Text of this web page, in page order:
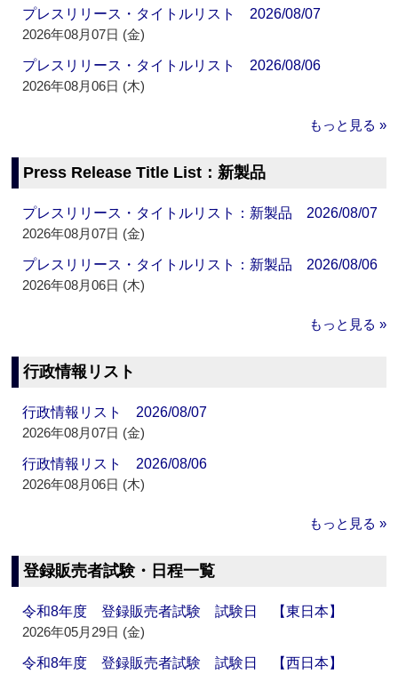
プレスリリース・タイトルリスト 2026/08/07
2026年08月07日 (金)
プレスリリース・タイトルリスト 2026/08/06
2026年08月06日 (木)
もっと見る »
Press Release Title List：新製品
プレスリリース・タイトルリスト：新製品 2026/08/07
2026年08月07日 (金)
プレスリリース・タイトルリスト：新製品 2026/08/06
2026年08月06日 (木)
もっと見る »
行政情報リスト
行政情報リスト 2026/08/07
2026年08月07日 (金)
行政情報リスト 2026/08/06
2026年08月06日 (木)
もっと見る »
登録販売者試験・日程一覧
令和8年度 登録販売者試験 試験日 【東日本】
2026年05月29日 (金)
令和8年度 登録販売者試験 試験日 【西日本】